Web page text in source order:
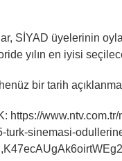
SİYAD üyelerinin
yılın en iyisi
bir tarih
https://
turk-sinemasi-